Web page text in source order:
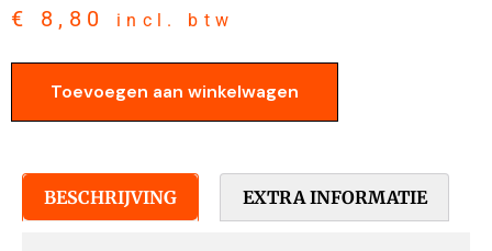
€ 8,80 incl. btw
Toevoegen aan winkelwagen
BESCHRIJVING EXTRA INFORMATIE